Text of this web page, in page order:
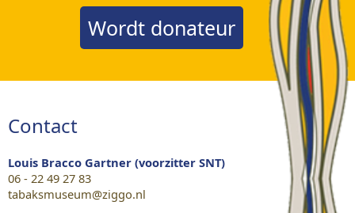
Wordt donateur
Contact
Louis Bracco Gartner (voorzitter SNT)
06 - 22 49 27 83
tabaksmuseum@ziggo.nl